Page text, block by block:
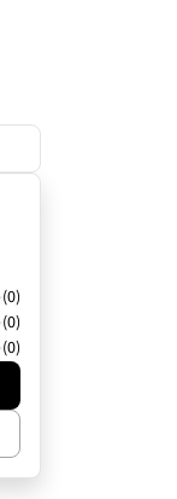
(0)
(0)
(0)